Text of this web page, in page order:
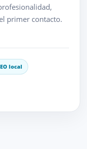
primer contacto.
local